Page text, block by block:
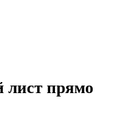
прямо